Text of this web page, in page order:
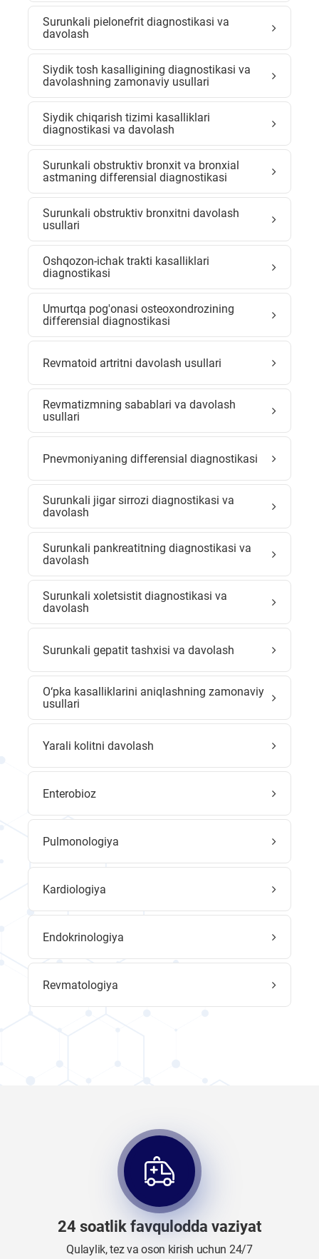
Surunkali pielonefrit diagnostikasi va
davolash
Siydik tosh kasalligining diagnostikasi va
davolashning zamonaviy usullari
Siydik chiqarish tizimi kasalliklari
diagnostikasi va davolash
Surunkali obstruktiv bronxit va bronxial
astmaning differensial diagnostikasi
Surunkali obstruktiv bronxitni davolash
usullari
Oshqozon-ichak trakti kasalliklari
diagnostikasi
Umurtqa pog'onasi osteoxondrozining
differensial diagnostikasi
Revmatoid artritni davolash usullari
Revmatizmning sabablari va davolash
usullari
Pnevmoniyaning differensial diagnostikasi
Surunkali jigar sirrozi diagnostikasi va
davolash
Surunkali pankreatitning diagnostikasi va
davolash
Surunkali xoletsistit diagnostikasi va
davolash
Surunkali gepatit tashxisi va davolash
O‘pka kasalliklarini aniqlashning zamonaviy
usullari
Yarali kolitni davolash
Enterobioz
Pulmonologiya
Kardiologiya
Endokrinologiya
Revmatologiya
24 soatlik favqulodda vaziyat
Qulaylik, tez va oson kirish uchun 24/7